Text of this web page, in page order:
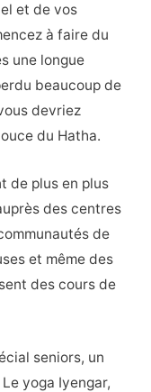
et de vos
à faire du
une longue
beaucoup de
devriez
du Hatha.
de plus en plus
des centres
de
et même des
des cours de
seniors, un
yoga Iyengar,